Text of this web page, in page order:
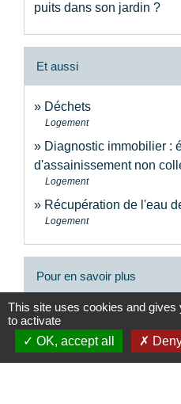
puits dans son jardin ?
Et aussi
Déchets
Logement
Diagnostic immobilier :
d'assainissement non
Logement
Récupération de l'eau
Logement
Pour en savoir plus
Guide usagers -
Ministère chargé de l'urbanisme
Site d'information sur
This site uses cookies and
to activate
OK, accept all